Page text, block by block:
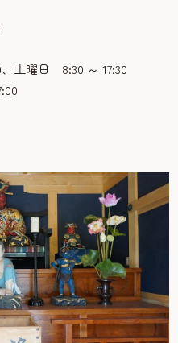
土曜日 8:30 ～ 17:30